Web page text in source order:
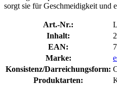
sorgt sie für Geschmeidigkeit und
Art.-Nr.:
Inhalt:
EAN:
Marke:
Konsistenz/Darreichungsform:
Produktarten: